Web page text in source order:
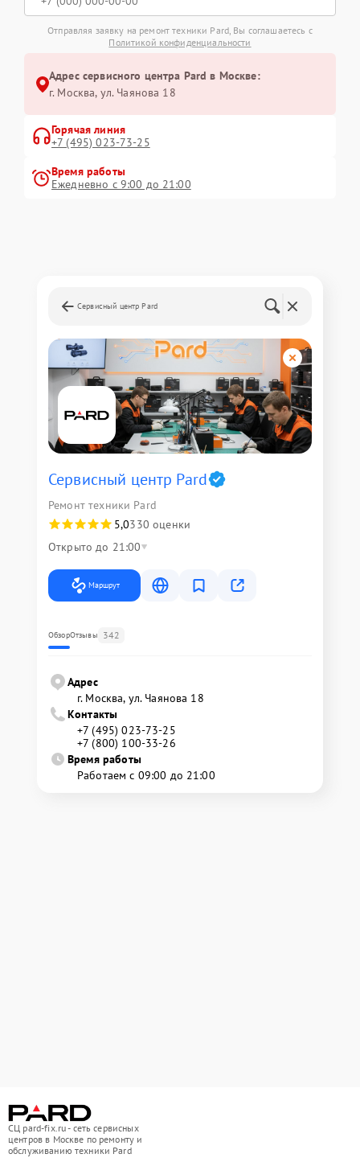
Отправляя заявку на ремонт техники Pard, Вы соглашаетесь с
Политикой конфиденциальности
Адрес сервисного центра Pard в Москве:
г. Москва, ул. Чаянова 18
Горячая линия
+7 (495) 023-73-25
Время работы
Ежедневно с 9:00 до 21:00
Сервисный центр Pard
Сервисный центр Pard
Ремонт техники Pard
5,0330 оценки
Открыто до 21:00
Маршрут
ОбзорОтзывы 342
Адрес
г. Москва, ул. Чаянова 18
Контакты
+7 (495) 023-73-25
+7 (800) 100-33-26
Время работы
Работаем с 09:00 до 21:00
СЦ pard-fix.ru - сеть сервисных
центров в Москве по ремонту и
обслуживанию техники Pard